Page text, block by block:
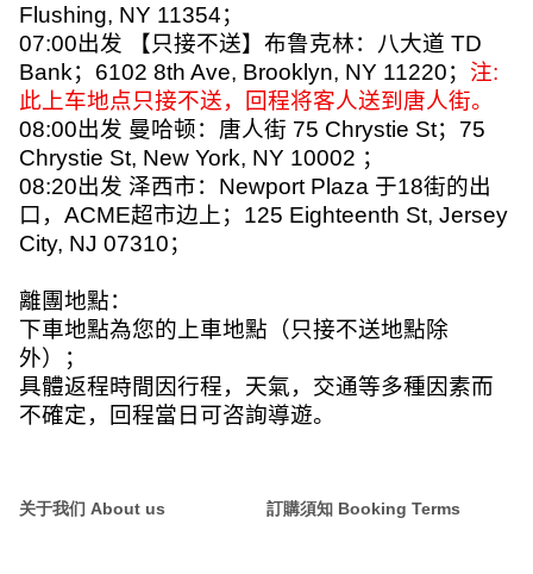
Flushing, NY 11354；
07:00出发 【只接不送】布鲁克林：八大道 TD
Bank； 6102 8th Ave, Brooklyn, NY 11220； 注:
此上车地点只接不送，回程将客人送到唐人街。
08:00出发 曼哈顿：唐人街 75 Chrystie St； 75
Chrystie St, New York, NY 10002 ；
08:20出发 泽西市： Newport Plaza 于18街的出
口， ACME超市边上； 125 Eighteenth St, Jersey
City, NJ 07310；
離團地點：
下車地點為您的上車地點（只接不送地點除
外）；
具體返程時間因行程，天氣，交通等多種因素而
不確定，回程當日可咨詢導遊。
关于我们 About us 訂購須知 Booking Terms